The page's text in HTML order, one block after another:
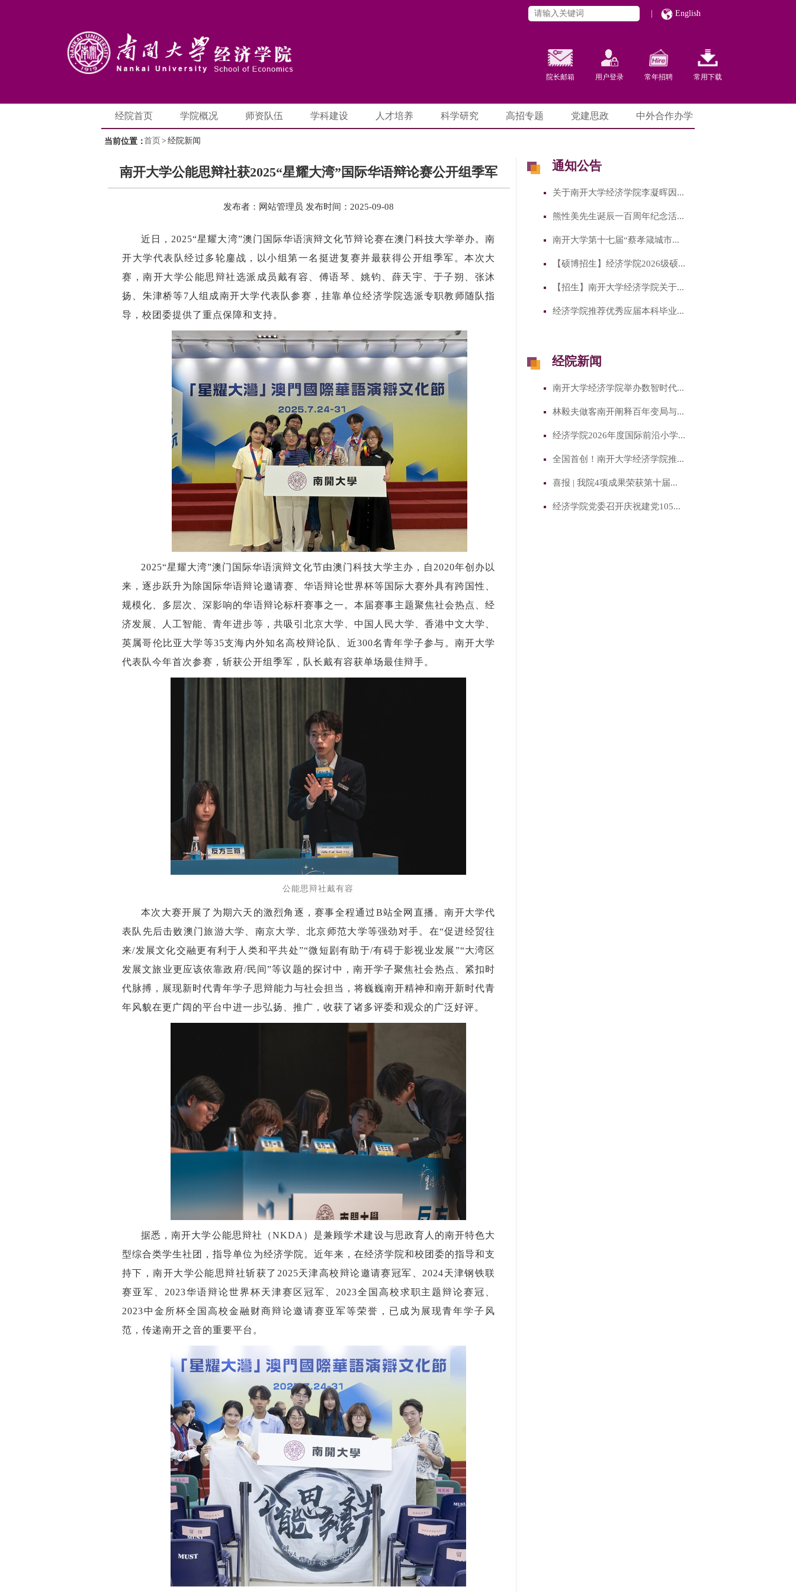
English
院长邮箱 用户登录 常年招聘 常用下载
经院首页 学院概况 师资队伍 学科建设 人才培养 科学研究 高招专题 党建思政 中外合作办学
当前位置：首页 > 经院新闻
南开大学公能思辩社获2025“星耀大湾”国际华语辩论赛公开组季军
发布者：网站管理员 发布时间：2025-09-08
近日，2025“星耀大湾”澳门国际华语演辩文化节辩论赛在澳门科技大学举办。南
开大学代表队经过多轮鏖战，以小组第一名挺进复赛并最获得公开组季军。本次大
赛，南开大学公能思辩社选派成员戴有容、傅语琴、姚钧、薛天宇、于子朔、张沐
扬、朱津桥等7人组成南开大学代表队参赛，挂靠单位经济学院选派专职教师随队指
导，校团委提供了重点保障和支持。
2025“星耀大湾”澳门国际华语演辩文化节由澳门科技大学主办，自2020年创办以
来，逐步跃升为除国际华语辩论邀请赛、华语辩论世界杯等国际大赛外具有跨国性、
规模化、多层次、深影响的华语辩论标杆赛事之一。本届赛事主题聚焦社会热点、经
济发展、人工智能、青年进步等，共吸引北京大学、中国人民大学、香港中文大学、
英属哥伦比亚大学等35支海内外知名高校辩论队、近300名青年学子参与。南开大学
代表队今年首次参赛，斩获公开组季军，队长戴有容获单场最佳辩手。
公能思辩社戴有容
本次大赛开展了为期六天的激烈角逐，赛事全程通过B站全网直播。南开大学代
表队先后击败澳门旅游大学、南京大学、北京师范大学等强劲对手。在“促进经贸往
来/发展文化交融更有利于人类和平共处”“微短剧有助于/有碍于影视业发展”“大湾区
发展文旅业更应该依靠政府/民间”等议题的探讨中，南开学子聚焦社会热点、紧扣时
代脉搏，展现新时代青年学子思辩能力与社会担当，将巍巍南开精神和南开新时代青
年风貌在更广阔的平台中进一步弘扬、推广，收获了诸多评委和观众的广泛好评。
据悉，南开大学公能思辩社（NKDA）是兼顾学术建设与思政育人的南开特色大
型综合类学生社团，指导单位为经济学院。近年来，在经济学院和校团委的指导和支
持下，南开大学公能思辩社斩获了2025天津高校辩论邀请赛冠军、2024天津钢铁联
赛亚军、2023华语辩论世界杯天津赛区冠军、2023全国高校求职主题辩论赛冠、
2023中金所杯全国高校金融财商辩论邀请赛亚军等荣誉，已成为展现青年学子风
范，传递南开之音的重要平台。
通知公告
关于南开大学经济学院李凝晖因...
熊性美先生诞辰一百周年纪念活...
南开大学第十七届“蔡孝箴城市...
【硕博招生】经济学院2026级硕...
【招生】南开大学经济学院关于...
经济学院推荐优秀应届本科毕业...
经院新闻
南开大学经济学院举办数智时代...
林毅夫做客南开阐释百年变局与...
经济学院2026年度国际前沿小学...
全国首创！南开大学经济学院推...
喜报 | 我院4项成果荣获第十届...
经济学院党委召开庆祝建党105...